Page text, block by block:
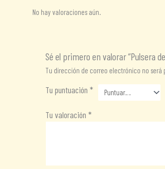
No hay valoraciones aún.
Sé el primero en valorar “Pulsera
Tu dirección de correo electrónico no será
Tu puntuación*
Tu valoración*